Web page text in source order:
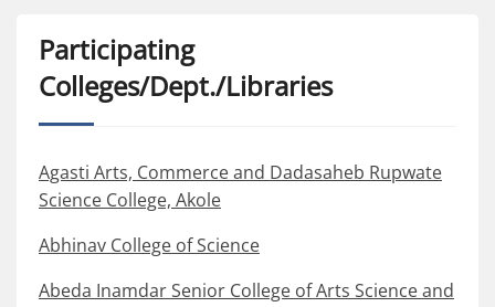
Participating
Colleges/Dept./Libraries
Agasti Arts, Commerce and Dadasaheb Rupwate
Science College, Akole
Abhinav College of Science
Abeda Inamdar Senior College of Arts Science and